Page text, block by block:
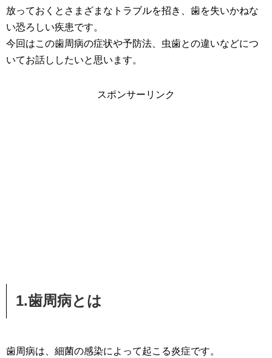
放っておくとさまざまなトラブルを招き、歯を失いかねな
い恐ろしい疾患です。
今回はこの歯周病の症状や予防法、虫歯との違いなどにつ
いてお話ししたいと思います。
スポンサーリンク
1.歯周病とは
歯周病は、細菌の感染によって起こる炎症です。